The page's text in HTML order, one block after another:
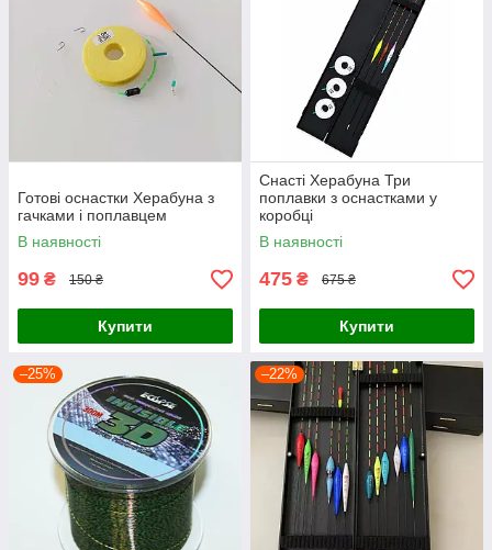
Готові оснастки Херабуна з
гачками і поплавцем
В наявності
99 ₴ 150 ₴
Купити
Снасті Херабуна Три
поплавки з оснастками у
коробці
В наявності
475 ₴ 675 ₴
Купити
–25% –22%